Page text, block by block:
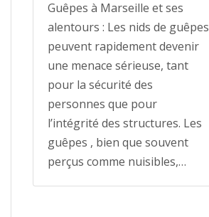
Guêpes à Marseille et ses
alentours : Les nids de guêpes
peuvent rapidement devenir
une menace sérieuse, tant
pour la sécurité des
personnes que pour
l’intégrité des structures. Les
guêpes , bien que souvent
perçus comme nuisibles,…